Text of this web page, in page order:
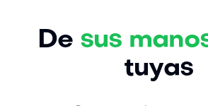
De sus
tuyas